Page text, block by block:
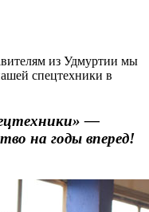
из Удмуртии мы
спецтехники в
—
на годы вперед!